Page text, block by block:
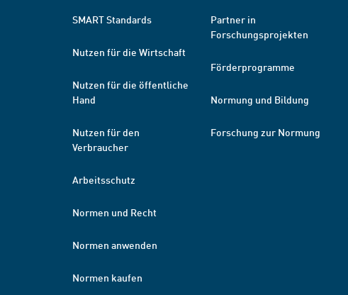
SMART Standards
Nutzen für die Wirtschaft
Nutzen für die öffentliche
Hand
Nutzen für den
Verbraucher
Arbeitsschutz
Normen und Recht
Normen anwenden
Normen kaufen
Partner in
Forschungsprojekten
Förderprogramme
Normung und Bildung
Forschung zur Normung